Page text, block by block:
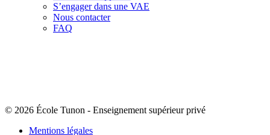
S’engager dans une VAE
Nous contacter
FAQ
© 2026 École Tunon - Enseignement supérieur privé
Mentions légales